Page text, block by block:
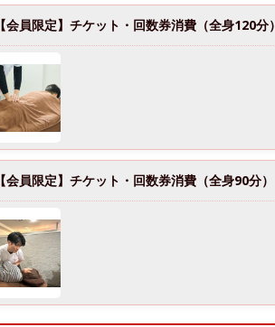
【会員限定】チケット・回数券消費（全身120分）
【会員限定】チケット・回数券消費（全身90分）